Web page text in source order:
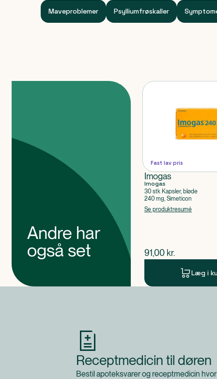
Maveproblemer Psylliumfrøskaller
Andre har
også set
Fast lav pris
Imogas
Imogas
30 stk Kapsler, bløde
240 mg, Simeticon
Se produktresumé
$nuværende pris
91,00 kr.
Læg i
Receptmedicin til døren
Bestil apoteksvarer og receptmedicin